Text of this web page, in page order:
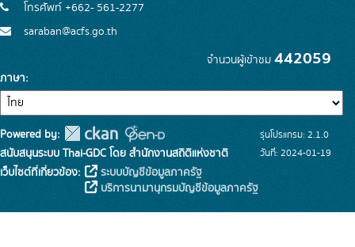
โทรศัพท์ +662- 561-2277
saraban@acfs.go.th
จำนวนผู้เข้าชม 442059
ภาษา
Powered by:
สนับสนุนระบบ Thai-GDC โดย สำนักงานสถิติแห่งชาติ
เว็บไซต์ที่เกี่ยวข้อง:
ระบบบัญชีข้อมูลภาครัฐ
บริการนามานุกรมบัญชีข้อมูลภาครัฐ
รุ่นโปรแกรม: 2.1.0
วันที่: 2024-01-19